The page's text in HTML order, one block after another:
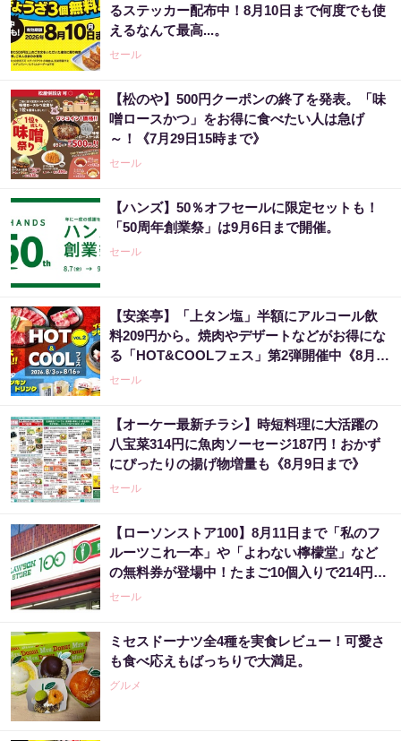
るステッカー配布中！8月10日まで何度でも使
えるなんて最高...。
セール
【松のや】500円クーポンの終了を発表。「味
噌ロースかつ」をお得に食べたい人は急げ
～！《7月29日15時まで》
セール
【ハンズ】50％オフセールに限定セットも！
「50周年創業祭」は9月6日まで開催。
セール
【安楽亭】「上タン塩」半額にアルコール飲
料209円から。焼肉やデザートなどがお得にな
る「HOT&COOLフェス」第2弾開催中《8月16
日まで》
セール
【オーケー最新チラシ】時短料理に大活躍の
八宝菜314円に魚肉ソーセージ187円！おかず
にぴったりの揚げ物増量も《8月9日まで》
セール
【ローソンストア100】8月11日まで「私のフ
ルーツこれ一本」や「よわない檸檬堂」など
の無料券が登場中！たまご10個入りで214円な
どのお得企画も見逃せない。
セール
ミセスドーナツ全4種を実食レビュー！可愛さ
も食べ応えもばっちりで大満足。
グルメ